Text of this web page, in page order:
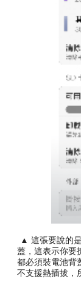
▲ 這張要說的
蓋，這表示你要
都必須裝電池背
不支援熱插拔，